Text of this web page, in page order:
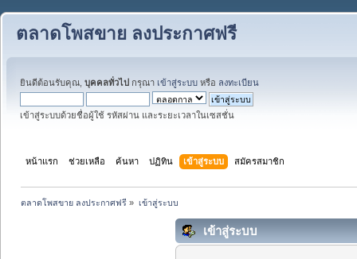
ตลาดโพสขาย ลงประกาศฟรี
ยินดีต้อนรับคุณ, บุคคลทั่วไป กรุณา เข้าสู่ระบบ หรือ ลงทะเบียน
เข้าสู่ระบบด้วยชื่อผู้ใช้ รหัสผ่าน และระยะเวลาในเซสชั่น
หน้าแรก ช่วยเหลือ ค้นหา ปฏิทิน เข้าสู่ระบบ สมัครสมาชิก
ตลาดโพสขาย ลงประกาศฟรี » เข้าสู่ระบบ
เข้าสู่ระบบ